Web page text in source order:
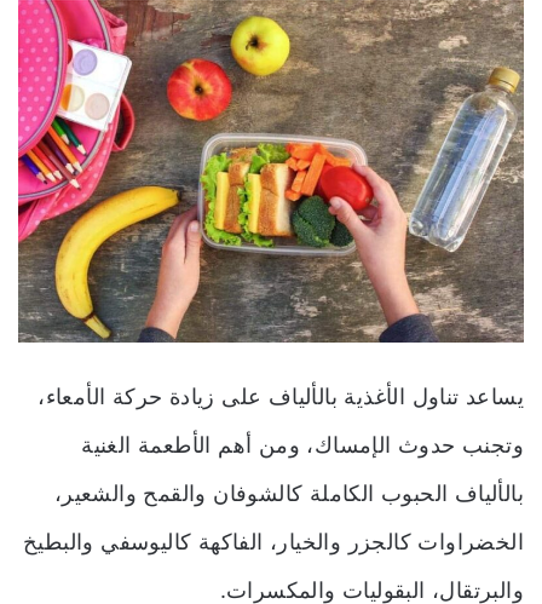
يساعد تناول الأغذية بالألياف على زيادة حركة الأمعاء،
وتجنب حدوث الإمساك، ومن أهم الأطعمة الغنية
بالألياف الحبوب الكاملة كالشوفان والقمح والشعير،
الخضراوات كالجزر والخيار، الفاكهة كاليوسفي والبطيخ
والبرتقال، البقوليات والمكسرات.